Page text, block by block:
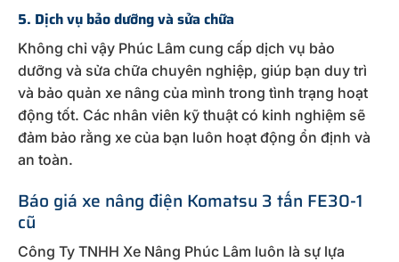
5. Dịch vụ bảo dưỡng và sửa chữa
Không chỉ vậy Phúc Lâm cung cấp dịch vụ bảo
dưỡng và sửa chữa chuyên nghiệp, giúp bạn duy trì
và bảo quản xe nâng của mình trong tình trạng hoạt
động tốt. Các nhân viên kỹ thuật có kinh nghiệm sẽ
đảm bảo rằng xe của bạn luôn hoạt động ổn định và
an toàn.
Báo giá xe nâng điện Komatsu 3 tấn FE30-1
cũ
Công Ty TNHH Xe Nâng Phúc Lâm luôn là sự lựa